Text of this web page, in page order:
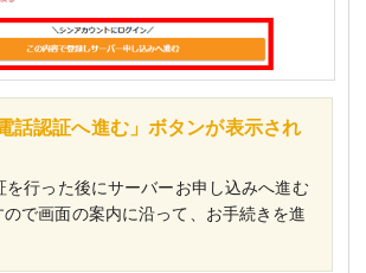
話認証へ進む」ボタンが表示され
を行った後にサーバーお申し込みへ進む
で画面の案内に沿って、お手続きを進